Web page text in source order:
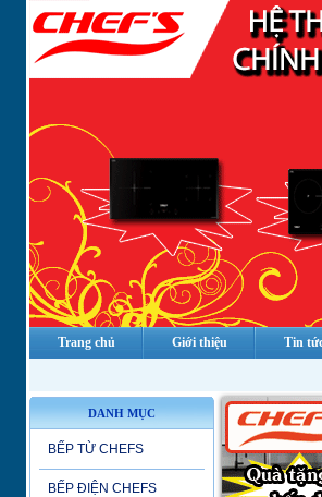
Trang chủ Giới thiệu Tin
DANH MỤC
BẾP TỪ CHEFS
BẾP ĐIỆN CHEFS